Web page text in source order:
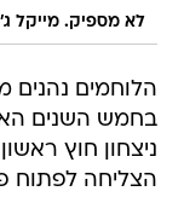
לא מספיק. מייקל
הלוחמים
בחמש השנים
ניצחון חוץ
הצליחה לפתוח